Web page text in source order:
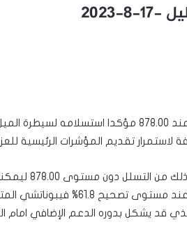
2023
اقترب سعر البلاتين مجددا من الهدف السلبي المستقر عند 878.00 مؤكدا
نتوقع قريبا تشكيل السعر لهجوم
استئناف الهجوم السلبي ولنذكر بتمركز الهدف التالي عند مستوى
وبكسره ستمتد التداولات مباشرة نحو 829.00 والذي قد يشكل بدوره الدعم